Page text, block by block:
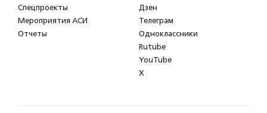
Спецпроекты
Мероприятия АСИ
Отчеты
Дзен
Телеграм
Одноклассники
Rutube
YouTube
X